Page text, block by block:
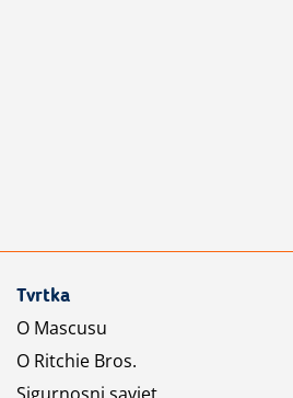
Tvrtka
O Mascusu
O Ritchie Bros.